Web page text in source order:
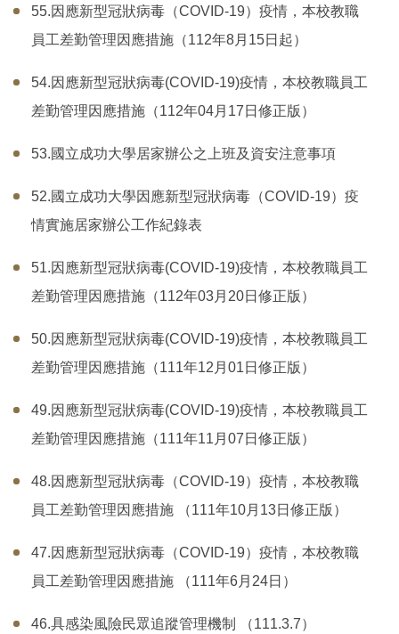
55.因應新型冠狀病毒（COVID-19）疫情，本校教職
員工差勤管理因應措施（112年8月15日起）
54.因應新型冠狀病毒(COVID-19)疫情，本校教職員工
差勤管理因應措施（112年04月17日修正版）
53.國立成功大學居家辦公之上班及資安注意事項
52.國立成功大學因應新型冠狀病毒（COVID-19）疫
情實施居家辦公工作紀錄表
51.因應新型冠狀病毒(COVID-19)疫情，本校教職員工
差勤管理因應措施（112年03月20日修正版）
50.因應新型冠狀病毒(COVID-19)疫情，本校教職員工
差勤管理因應措施（111年12月01日修正版）
49.因應新型冠狀病毒(COVID-19)疫情，本校教職員工
差勤管理因應措施（111年11月07日修正版）
48.因應新型冠狀病毒（COVID-19）疫情，本校教職
員工差勤管理因應措施 （111年10月13日修正版）
47.因應新型冠狀病毒（COVID-19）疫情，本校教職
員工差勤管理因應措施 （111年6月24日）
46.具感染風險民眾追蹤管理機制 （111.3.7）